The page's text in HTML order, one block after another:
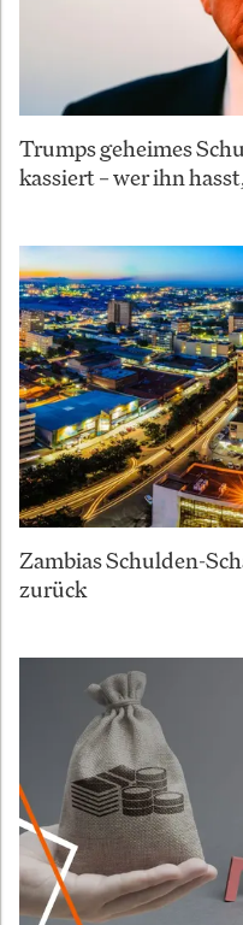
Trumps geheimes
kassiert – wer ihn
Zambias Schulden-
zurück